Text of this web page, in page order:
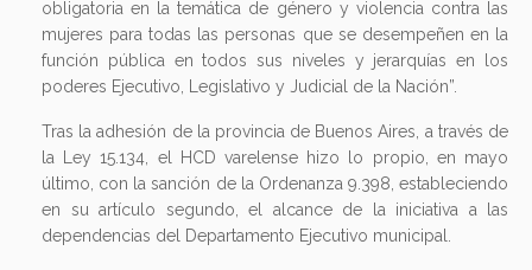
obligatoria en la temática de género y violencia contra las
mujeres para todas las personas que se desempeñen en la
función pública en todos sus niveles y jerarquías en los
poderes Ejecutivo, Legislativo y Judicial de la Nación”.
Tras la adhesión de la provincia de Buenos Aires, a través de
la Ley 15.134, el HCD varelense hizo lo propio, en mayo
último, con la sanción de la Ordenanza 9.398, estableciendo
en su artículo segundo, el alcance de la iniciativa a las
dependencias del Departamento Ejecutivo municipal.